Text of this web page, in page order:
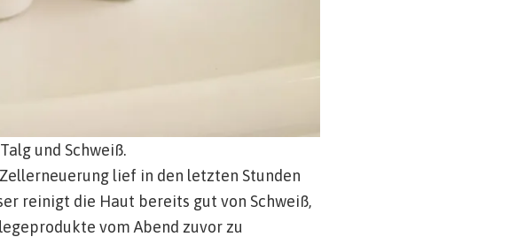
und Schweiß.
lief in den letzten Stunden
reinigt die Haut bereits gut von Schweiß,
vom Abend zuvor zu